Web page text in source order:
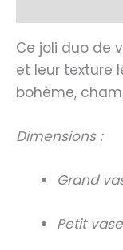
Ce joli duo de
et leur texture
bohème,
Dimensions :
Grand
Petit